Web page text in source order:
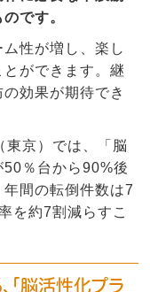
です。
ム性が増し、楽し
ができます。継
効果が期待でき
東京）では、「脳
％台から90%後
間の転倒件数は7
を約7割減らすこ
「脳活性化プラ